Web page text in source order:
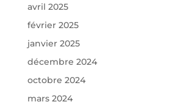
avril 2025
février 2025
janvier 2025
décembre 2024
octobre 2024
mars 2024